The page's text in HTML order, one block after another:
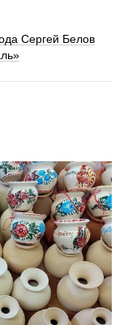
Сергей Белов